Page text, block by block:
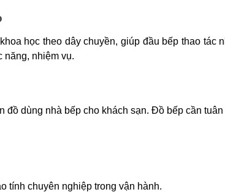
học theo dây chuyền, giúp đầu bếp thao tác
nhiệm vụ.
đồ dùng nhà bếp cho khách sạn. Đồ bếp cần
tính chuyên nghiệp trong vận hành.